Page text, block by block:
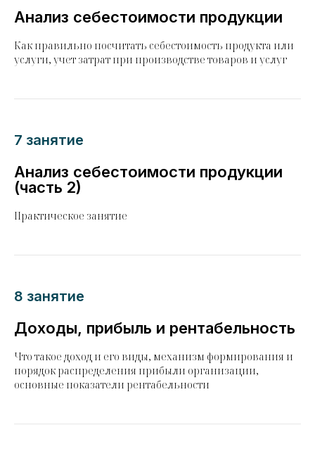
Анализ себестоимости продукции
Как правильно посчитать себестоимость продукта или
услуги, учет затрат при производстве товаров и услуг
7 занятие
Анализ себестоимости продукции
(часть 2)
Практическое занятие
8 занятие
Доходы, прибыль и рентабельность
Что такое доход и его виды, механизм формирования и
порядок распределения прибыли организации,
основные показатели рентабельности